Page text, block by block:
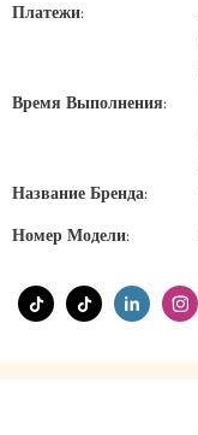
Платежи:
Время Выполнения:
Название Бренда:
Номер Модели: